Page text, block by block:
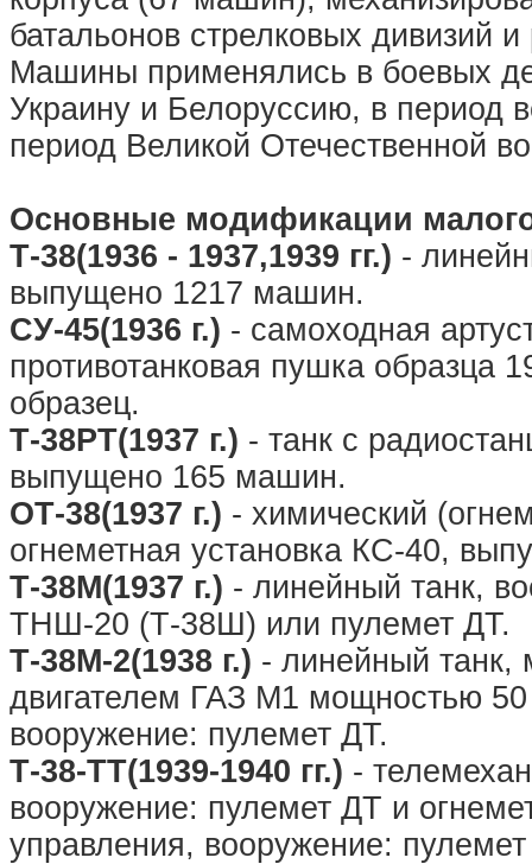
батальонов стрелковых дивизий
Машины применялись в боевых
Украину и Белоруссию, в период
период Великой Отечественной
Основные модификации
Т-38(1936 - 1937,1939 гг.) -
выпущено 1217 машин.
СУ-45(1936 г.) - самоходная
противотанковая пушка образца
образец.
Т-38РТ(1937 г.) - танк с
выпущено 165 машин.
ОТ-38(1937 г.) - химический
огнеметная установка КС-40,
Т-38М(1937 г.) - линейный танк,
ТНШ-20 (Т-38Ш) или пулемет ДТ.
Т-38М-2(1938 г.) - линейный танк,
двигателем ГАЗ М1 мощностью
вооружение: пулемет ДТ.
Т-38-ТТ(1939-1940 гг.) -
вооружение: пулемет ДТ и
управления, вооружение: